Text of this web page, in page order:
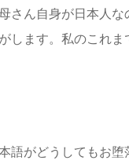
さん自身が日本人
します。私のこれ
語がどうしてもお